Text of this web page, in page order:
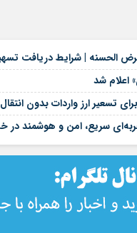
الحسنه | شرایط دریافت
اعلام شد
تسعیر ارز واردات بدون انتقال
سریع، امن و هوشمند